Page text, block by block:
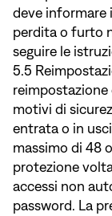
deve informare
perdita o furto
seguire le
5.5
motivi di
entrata o in
massimo di 48
protezione
accessi non
password. La